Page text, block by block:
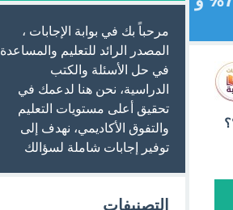
مرحباً بك في بوابة الإجابات ،
المصدر الرائد للتعليم والمساعدة
في حل الأسئلة والكتب
الدراسية، نحن هنا لدعمك في
تحقيق أعلى مستويات التعليم
والتفوق الأكاديمي، نهدف إلى
توفير إجابات شاملة لسؤالك
التصنيفات